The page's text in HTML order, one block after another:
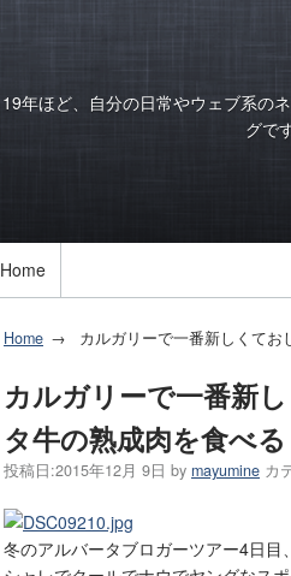
19年ほど、自分の日常やウェブ系の
グで
Home
Home カルガリーで一番新しくて
カルガリーで一番新
タ牛の熟成肉を食べ
投稿日:2015年12月 9日 by mayumine カ
冬のアルバータブロガーツアー4日